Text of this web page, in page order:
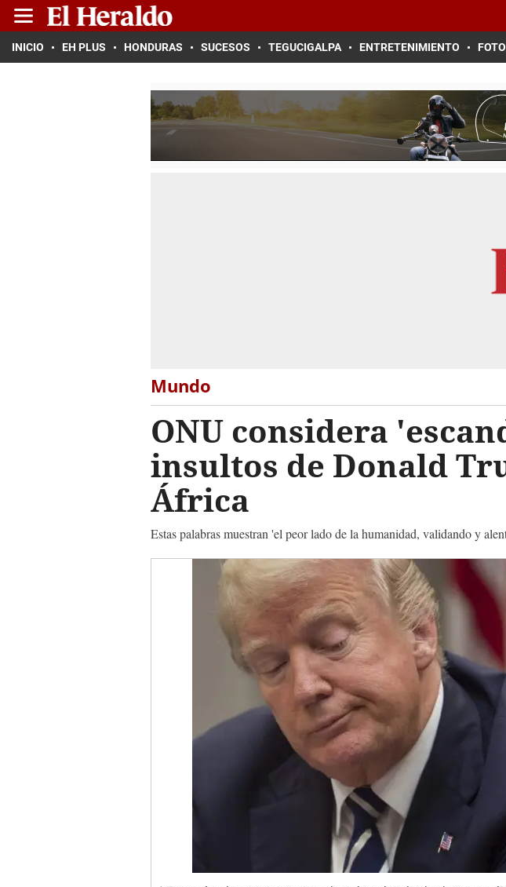
INICIO EH PLUS HONDURAS SUCESOS TEGUCIGALPA ENTRETENIMIENTO
Mundo
ONU considera
insultos de Donald
África
Estas palabras muestran 'el peor lado de la humanidad, validando y